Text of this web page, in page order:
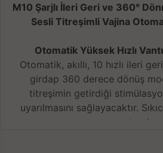
M10 Şarjlı İleri Geri ve 360°
Sesli Titreşimli Vajina
Otomatik Yüksek Hızlı
Otomatik, akıllı, 10 hızlı ileri
girdap 360 derece dönüş
titreşimin getirdiği
uyarılmasını sağlayacaktır.
ovuşturulur.